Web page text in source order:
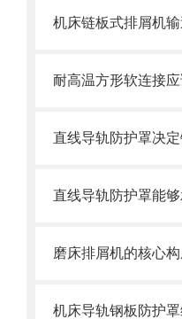
磨床排屑机的核心
机床导轨钢板防护